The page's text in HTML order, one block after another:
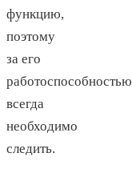
функцию,
поэтому
за его
работоспособностью
всегда
необходимо
следить.